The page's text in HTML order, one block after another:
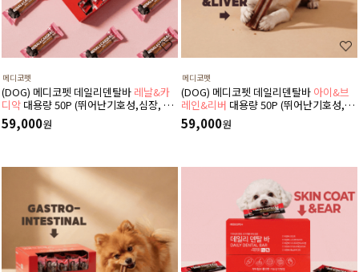
메디코펫
(DOG) 메디코펫 데일리덴탈바 레날&카
디악 대용량 50P (뛰어난기호성,심장, 신
장, 구강관리에좋은덴탈껌,가수분해단백
질)
59,000원
메디코펫
(DOG) 메디코펫 데일리덴탈바 아이&브
레인&리버 대용량 50P (뛰어난기호성,눈,
뇌및항산화, 간질환,구강관리에좋은덴탈
껌,가수분해단백질)
59,000원